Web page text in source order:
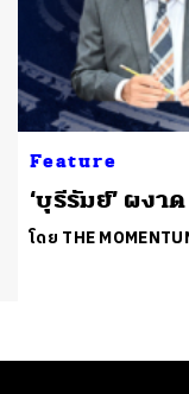
Feature
‘บุรีรัมย์’ ผงา
โดย THE